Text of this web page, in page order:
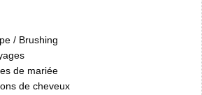
/ Brushing
de mariée
de cheveux